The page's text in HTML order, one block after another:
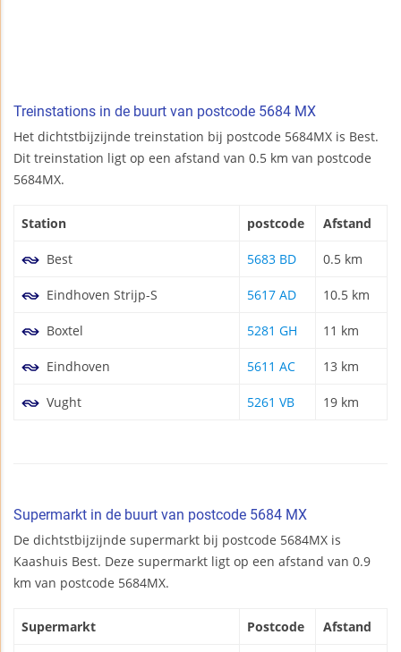
Treinstations in de buurt van postcode 5684 MX
Het dichtstbijzijnde treinstation bij postcode 5684MX is Best.
Dit treinstation ligt op een afstand van 0.5 km van postcode
5684MX.
Station postcode Afstand
Best 5683 BD 0.5 km
Eindhoven Strijp-S 5617 AD 10.5 km
Boxtel 5281 GH 11 km
Eindhoven 5611 AC 13 km
Vught 5261 VB 19 km
Supermarkt in de buurt van postcode 5684 MX
De dichtstbijzijnde supermarkt bij postcode 5684MX is
Kaashuis Best. Deze supermarkt ligt op een afstand van 0.9
km van postcode 5684MX.
Supermarkt Postcode Afstand